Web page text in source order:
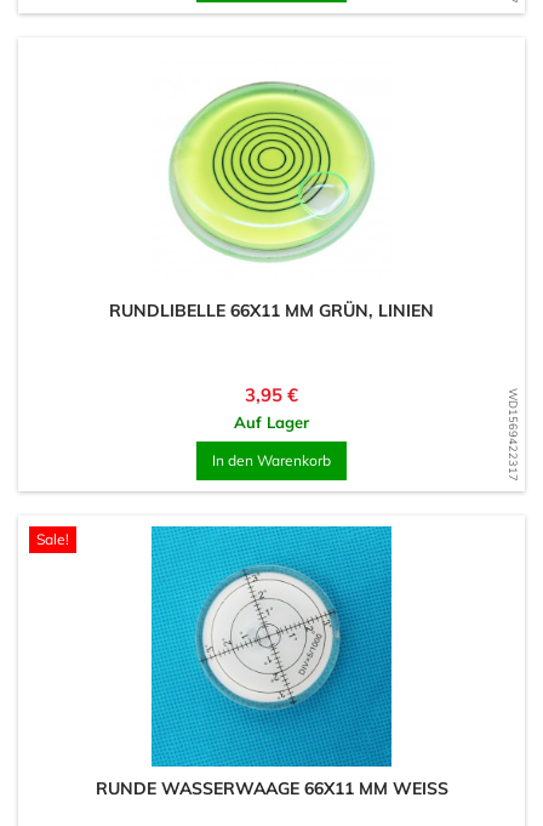
WD1569422317
RUNDLIBELLE 66X11 MM GRÜN, LINIEN
Preis
3,95 €
Auf Lager
In den Warenkorb
Sale!
RUNDE WASSERWAAGE 66X11 MM WEISS